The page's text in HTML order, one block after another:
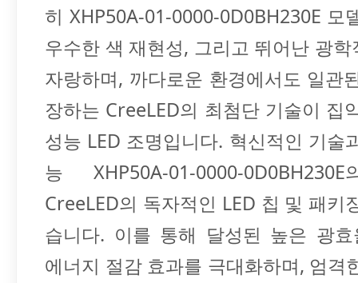
히 XHP50A-01-0000-0D0BH230E 모
우수한 색 재현성, 그리고 뛰어난 광
자랑하며, 까다로운 환경에서도 일관
장하는 CreeLED의 최첨단 기술이 집
성능 LED 조명입니다. 혁신적인 기술
능 XHP50A-01-0000-
CreeLED의 독자적인 LED 칩 및 패키
습니다. 이를 통해 달성된 높은 광
에너지 절감 효과를 극대화하며, 엄격